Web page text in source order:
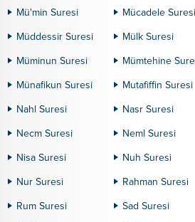
Mü'min Suresi
Mücadele Suresi
Müddessir Suresi
Mülk Suresi
Müminun Suresi
Mümtehine
Münafikun Suresi
Mutafiffin Suresi
Nahl Suresi
Nasr Suresi
Necm Suresi
Neml Suresi
Nisa Suresi
Nuh Suresi
Nur Suresi
Rahman Suresi
Rum Suresi
Sad Suresi